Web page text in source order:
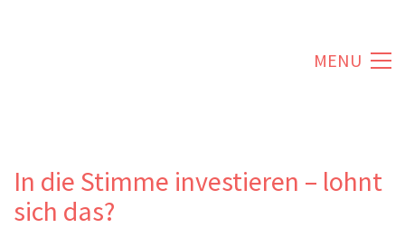
MENU
In die Stimme investieren – lohnt
sich das?